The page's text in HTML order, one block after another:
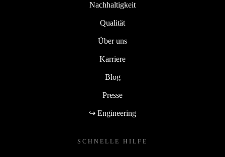
Nachhaltigkeit
Qualität
Über uns
Karriere
Blog
Presse
↪ Engineering
SCHNELLE HILFE